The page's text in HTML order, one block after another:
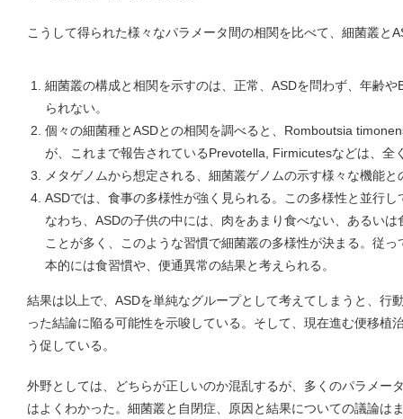
こうして得られた様々なパラメータ間の相関を比べて、細菌叢と
細菌叢の構成と相関を示すのは、正常、ASDを問わず、年齢
られない。
個々の細菌種とASDとの相関を調べると、Romboutsia
が、これまで報告されているPrevotella, Firmicutesなどは、全
メタゲノムから想定される、細菌叢ゲノムの示す様々な機能
ASDでは、食事の多様性が強く見られる。この多様性と並行
なわち、ASDの子供の中には、肉をあまり食べない、あるい
ことが多く、このような習慣で細菌叢の多様性が決まる。従
本的には食習慣や、便通異常の結果と考えられる。
結果は以上で、ASDを単純なグループとして考えてしまうと、行
った結論に陥る可能性を示唆している。そして、現在進む便移植
う促している。
外野としては、どちらが正しいのか混乱するが、多くのパラメー
はよくわかった。細菌叢と自閉症、原因と結果についての議論は